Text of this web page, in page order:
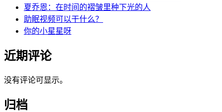
夏乔恩：在时间的褶皱里种下光的人
助眠视频可以干什么？
你的小星星呀
近期评论
没有评论可显示。
归档